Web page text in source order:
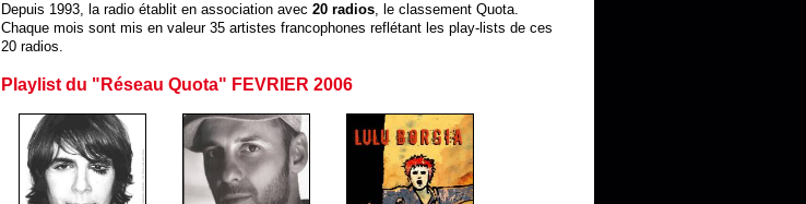
Depuis 1993, la radio établit en association avec 20 radios, le classement Quota.
Chaque mois sont mis en valeur 35 artistes francophones reflétant les play-lists de ces
20 radios.
Playlist du "Réseau Quota" FEVRIER 2006